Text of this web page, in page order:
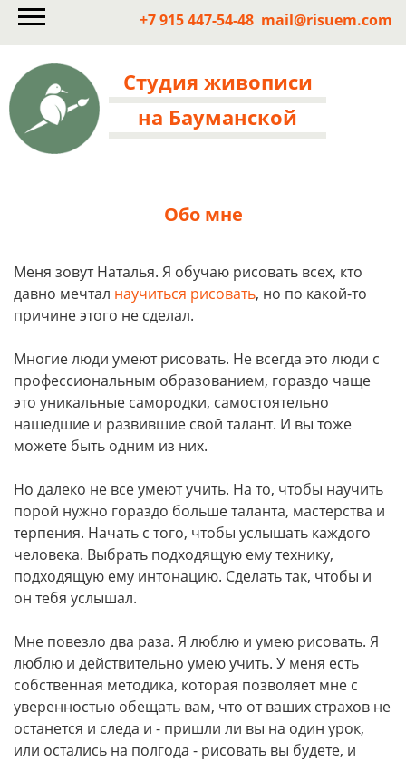
Студия живописи
на Бауманской
+7 915 447-54-48 mail@risuem.com
Обо мне
Меня зовут Наталья. Я обучаю рисовать всех, кто
давно мечтал научиться рисовать, но по какой-то
причине этого не сделал.
Многие люди умеют рисовать. Не всегда это люди с
профессиональным образованием, гораздо чаще
это уникальные самородки, самостоятельно
нашедшие и развившие свой талант. И вы тоже
можете быть одним из них.
Но далеко не все умеют учить. На то, чтобы научить
порой нужно гораздо больше таланта, мастерства и
терпения. Начать с того, чтобы услышать каждого
человека. Выбрать подходящую ему технику,
подходящую ему интонацию. Сделать так, чтобы и
он тебя услышал.
Мне повезло два раза. Я люблю и умею рисовать. Я
люблю и действительно умею учить. У меня есть
собственная методика, которая позволяет мне с
уверенностью обещать вам, что от ваших страхов не
останется и следа и - пришли ли вы на один урок,
или остались на полгода - рисовать вы будете, и